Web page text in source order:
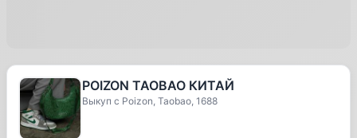
POIZON TAOBAO КИТАЙ
Выкуп с Poizon, Taobao, 1688